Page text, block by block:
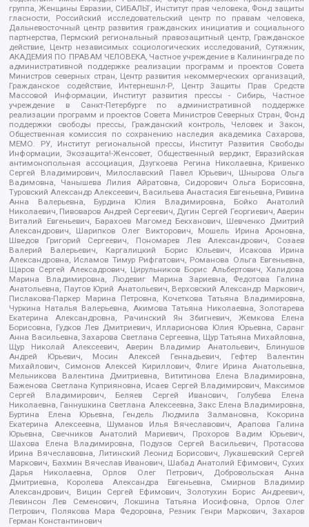
группа, Женщины Евразии, СИБАЛЬТ, Институт прав человека, Фонд защиты
гласности, Российский исследовательский центр по правам человека,
Дальневосточный центр развития гражданских инициатив и социального
партнерства, Пермский региональный правозащитный центр, Гражданское
действие, Центр независимых социологических исследований, Сутяжник,
АКАДЕМИЯ ПО ПРАВАМ ЧЕЛОВЕКА, Частное учреждение в Калининграде по
административной поддержке реализации программ и проектов Совета
Министров северных стран, Центр развития некоммерческих организаций,
Гражданское содействие, Интернешнл-Р, Центр Защиты Прав Средств
Массовой Информации, Институт развития прессы - Сибирь, Частное
учреждение в Санкт-Петербурге по административной поддержке
реализации программ и проектов Совета Министров Северных Стран, Фонд
поддержки свободы прессы, Гражданский контроль, Человек и Закон,
Общественная комиссия по сохранению наследия академика Сахарова,
МЕМО. РУ, Институт региональной прессы, Институт Развития Свободы
Информации, Экозащита!-Женсовет, Общественный вердикт, Евразийская
антимонопольная ассоциация, Дзугкоева Регина Николаевна, Кривенко
Сергей Владимирович, Милославский Павел Юрьевич, Шнырова Ольга
Вадимовна, Чанышева Лилия Айратовна, Сидорович Ольга Борисовна,
Туровский Александр Алексеевич, Васильева Анастасия Евгеньевна, Ривина
Анна Валерьевна, Бурдина Юлия Владимировна, Бойко Анатолий
Николаевич, Пивоваров Андрей Сергеевич, Дугин Сергей Георгиевич, Аверин
Виталий Евгеньевич, Барахоев Магомед Бекханович, Шевченко Дмитрий
Александрович, Шарипков Олег Викторович, Мошель Ирина Ароновна,
Шведов Григорий Сергеевич, Пономарев Лев Александрович, Созаев
Валерий Валерьевич, Каргалицкий Борис Юльевич, Исакова Ирина
Александровна, Исламов Тимур Рифгатович, Романова Ольга Евгеньевна,
Щаров Сергей Алексадрович, Цирульников Борис Альбертович, Халидова
Марина Владимировна, Людевиг Марина Зариевна, Федотова Галина
Анатольевна, Паутов Юрий Анатольевич, Верховский Александр Маркович,
Пислакова-Паркер Марина Петровна, Кочеткова Татьяна Владимировна,
Чуркина Наталья Валерьевна, Акимова Татьяна Николаевна, Золотарева
Екатерина Александровна, Рачинский Ян Збигневич, Жемкова Елена
Борисовна, Гудков Лев Дмитриевич, Илларионова Юлия Юрьевна, Саранг
Анна Васильевна, Захарова Светлана Сергеевна, Щур Татьяна Михайловна,
Щур Николай Алексеевич, Аверин Владимир Анатольевич, Блинушов
Андрей Юрьевич, Мосин Алексей Геннадьевич, Гефтер Валентин
Михайлович, Симонов Алексей Кириллович, Флиге Ирина Анатольевна,
Мельникова Валентина Дмитриевна, Вититинова Елена Владимировна,
Баженова Светлана Куприяновна, Исаев Сергей Владимирович, Максимов
Сергей Владимирович, Беляев Сергей Иванович, Голубева Елена
Николаевна, Ганнушкина Светлана Алексеевна, Закс Елена Владимировна,
Буртина Елена Юрьевна, Гендель Людмила Залмановна, Кокорина
Екатерина Алексеевна, Шуманов Илья Вячеславович, Арапова Галина
Юрьевна, Свечников Анатолий Мариевич, Прохоров Вадим Юрьевич,
Шахова Елена Владимировна, Подузов Сергей Васильевич, Протасова
Ирина Вячеславовна, Литинский Леонид Борисович, Лукашевский Сергей
Маркович, Бахмин Вячеслав Иванович, Шабад Анатолий Ефимович, Сухих
Дарья Николаевна, Орлов Олег Петрович, Добровольская Анна
Дмитриевна, Королева Александра Евгеньевна, Смирнов Владимир
Александрович, Вицин Сергей Ефимович, Золотухин Борис Андреевич,
Левинсон Лев Семенович, Локшина Татьяна Иосифовна, Орлов Олег
Петрович, Полякова Мара Федоровна, Резник Генри Маркович, Захаров
Герман Константинович